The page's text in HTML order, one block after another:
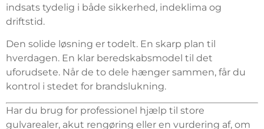
indsats tydelig i både sikkerhed, indeklima og
driftstid.
Den solide løsning er todelt. En skarp plan til
hverdagen. En klar beredskabsmodel til det
uforudsete. Når de to dele hænger sammen, får du
kontrol i stedet for brandslukning.
Har du brug for professionel hjælp til store
gulvarealer, akut rengøring eller en vurdering af, om